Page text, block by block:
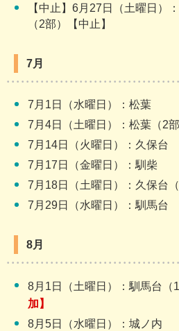
【中止】6月27日（土曜日）
（2部）【中止】
7月
7月1日（水曜日）：松葉
7月4日（土曜日）：松葉（2部
7月14日（火曜日）：久保台
7月17日（金曜日）：馴柴
7月18日（土曜日）：久保台
7月29日（水曜日）：馴馬台
8月
8月1日（土曜日）：馴馬台（
加】
8月5日（水曜日）：城ノ内